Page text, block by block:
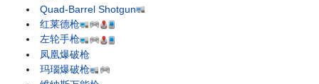
Quad-Barrel Shotgun
红莱德枪
左轮手枪
凤凰爆破枪
玛瑙爆破枪